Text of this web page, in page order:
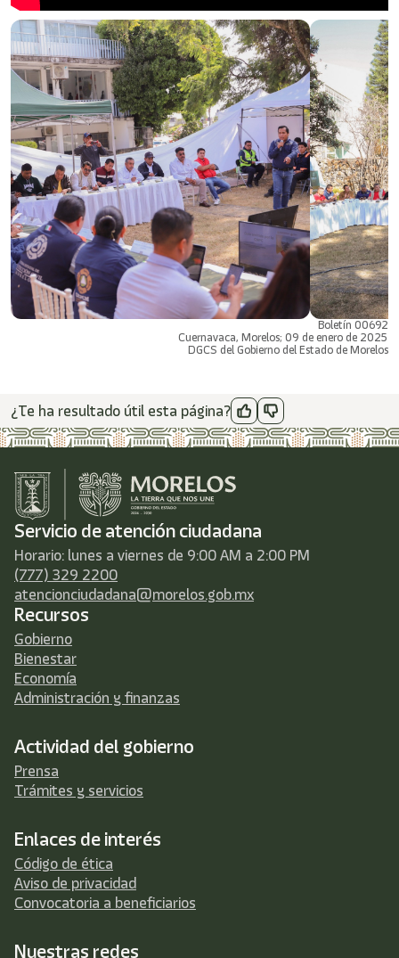
Boletín 00692
Cuernavaca, Morelos; 09 de enero de 2025
DGCS del Gobierno del Estado de Morelos
¿Te ha resultado útil esta página?
Servicio de atención ciudadana
Horario: lunes a viernes de 9:00 AM a 2:00 PM
(777) 329 2200
atencionciudadana@morelos.gob.mx
Recursos
Gobierno
Bienestar
Economía
Administración y finanzas
Actividad del gobierno
Prensa
Trámites y servicios
Enlaces de interés
Código de ética
Aviso de privacidad
Convocatoria a beneficiarios
Nuestras redes